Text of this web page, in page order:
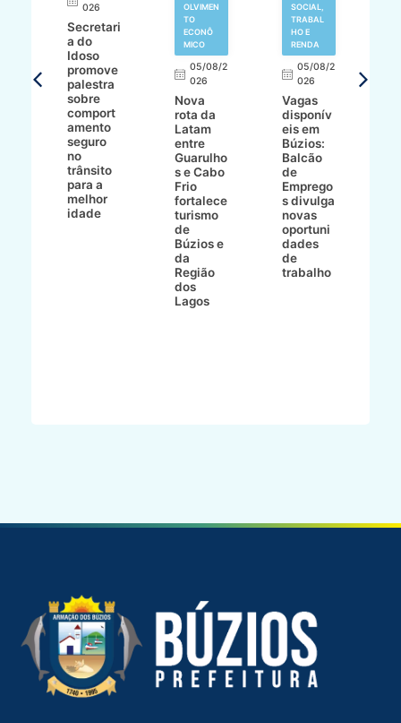
026
Secretari
a do
Idoso
promove
palestra
sobre
comport
amento
seguro
no
trânsito
para a
melhor
idade
OLVIMEN
TO
ECONÔ
MICO
05/08/2
026
Nova
rota da
Latam
entre
Guarulho
s e Cabo
Frio
fortalece
turismo
de
Búzios e
da
Região
dos
Lagos
SOCIAL,
TRABAL
HO E
RENDA
05/08/2
026
Vagas
disponív
eis em
Búzios:
Balcão
de
Emprego
s divulga
novas
oportuni
dades
de
trabalho